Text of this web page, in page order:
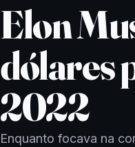
Elon
dólares
2022
Enquanto focava na